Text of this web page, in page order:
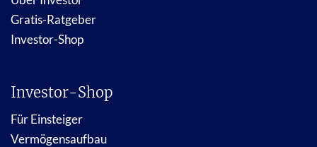
Gratis-Ratgeber
Investor-Shop
Investor-Shop
Für Einsteiger
Vermögensaufbau